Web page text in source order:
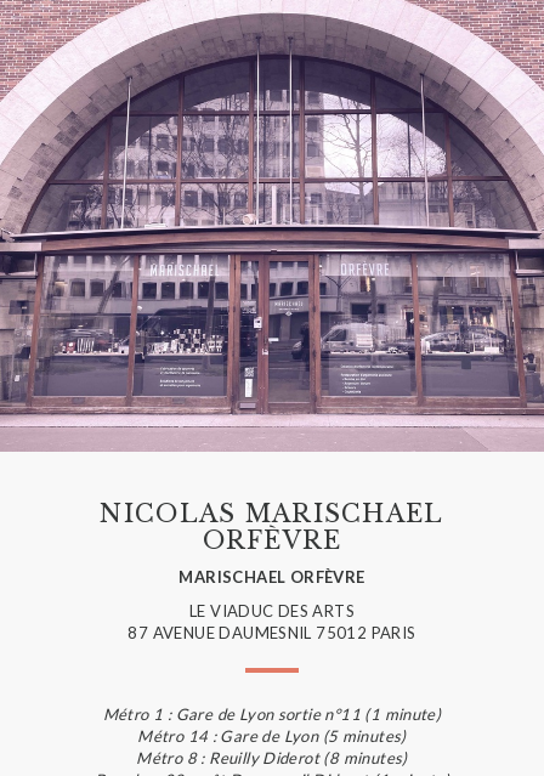
NICOLAS MARISCHAEL
ORFÈVRE
MARISCHAEL ORFÈVRE
LE VIADUC DES ARTS
87 AVENUE DAUMESNIL 75012 PARIS
Métro 1 : Gare de Lyon sortie n°11 (1 minute)
Métro 14 : Gare de Lyon (5 minutes)
Métro 8 : Reuilly Diderot (8 minutes)